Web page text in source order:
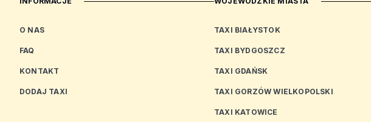
O NAS
FAQ
KONTAKT
DODAJ TAXI
TAXI BIAŁYSTOK
TAXI BYDGOSZCZ
TAXI GDAŃSK
TAXI GORZÓW WIELKOPOLSKI
TAXI KATOWICE